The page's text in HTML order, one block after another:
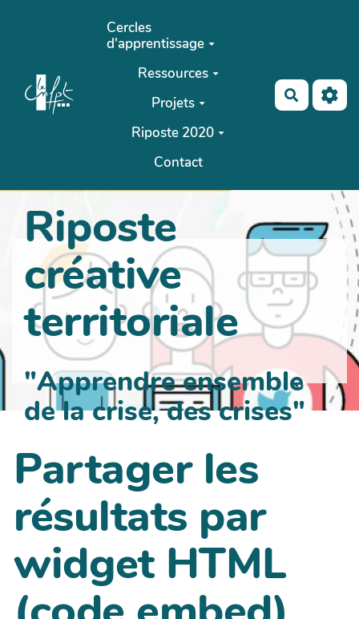
Aller au contenu principal
Cercles
d'apprentissage
Ressources
Projets
Riposte 2020
Contact
Riposte
créative
territoriale
"Apprendre ensemble
de la crise, des crises"
Partager les
résultats par
widget HTML